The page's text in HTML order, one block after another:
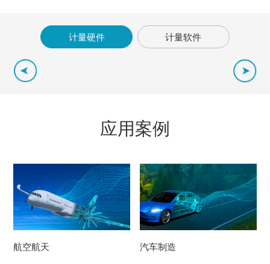
计量硬件 计量软件
应用案例
VIEW MORE
航空航天
VIEW MORE
汽车制造